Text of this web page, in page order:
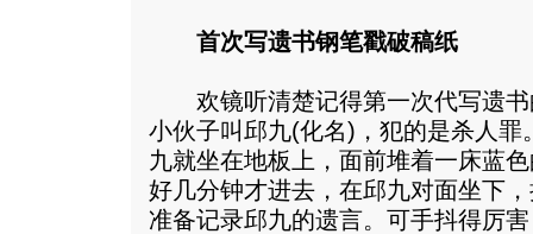
首次写遗书钢笔戳破稿纸
欢镜听清楚记得第一次代写遗书
小伙子叫邱九(化名)，犯的是杀人
九就坐在地板上，面前堆着一床蓝
好几分钟才进去，在邱九对面坐下
准备记录邱九的遗言。可手抖得厉